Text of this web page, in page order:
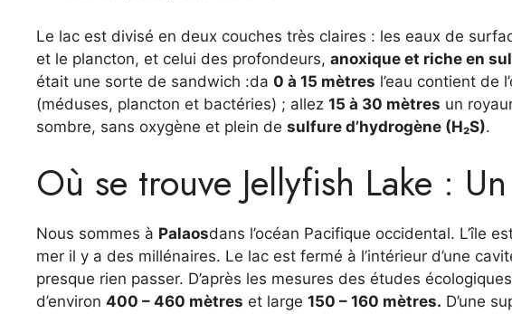
Le lac est divisé en deux couches très claires : les eaux de
et le plancton, et celui des profondeurs, anoxique et riche en
était une sorte de sandwich :da 0 à 15 mètres l’eau contient de
(méduses, plancton et bactéries) ; allez 15 à 30 mètres un
sombre, sans oxygène et plein de sulfure d’hydrogène (H₂S).
Où se trouve Jellyfish Lake :
Nous sommes à Palaosdans l’océan Pacifique occidental. L’île
mer il y a des millénaires. Le lac est fermé à l’intérieur d’une
presque rien passer. D’après les mesures des études
d’environ 400 – 460 mètres et large 150 – 160 mètres. D’une